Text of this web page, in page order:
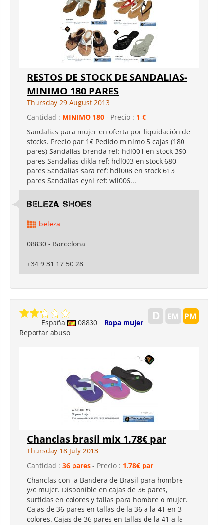
RESTOS DE STOCK DE SANDALIAS-
MINIMO 180 PARES
Thursday 29 August 2013
Cantidad : MINIMO 180 - Precio : 1 €
Sandalias para mujer en oferta por liquidación de
stocks. Precio par 1€ Pedido mínimo 5 cajas (180
pares) Sandalias brenda ref: hdl001 en stock 390
pares Sandalias dikla ref: hdl003 en stock 680
pares Sandalias sara ref: hdl008 en stock 613
pares Sandalias eyni ref: wll006...
Beleza shoes
beleza
08830 - Barcelona
+34 9 31 17 50 28
España 08830
Ropa mujer
Reportar abuso
Chanclas brasil mix 1.78€ par
Thursday 18 July 2013
Cantidad : 36 pares - Precio : 1.78€ par
Chanclas con la Bandera de Brasil para hombre
y/o mujer. Disponible en cajas de 36 pares,
surtidas en colores y tallas para hombre o mujer.
Cajas de 36 pares en tallas de la 36 a la 41 en 3
colores. Cajas de 36 pares en tallas de la 41 a la